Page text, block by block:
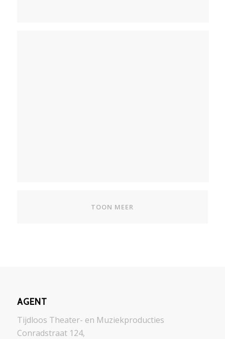
TOON MEER
AGENT
Tijdloos Theater- en Muziekproducties
Conradstraat 124,